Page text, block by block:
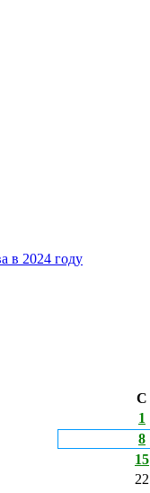
в 2024 году
С
1
8
15
22